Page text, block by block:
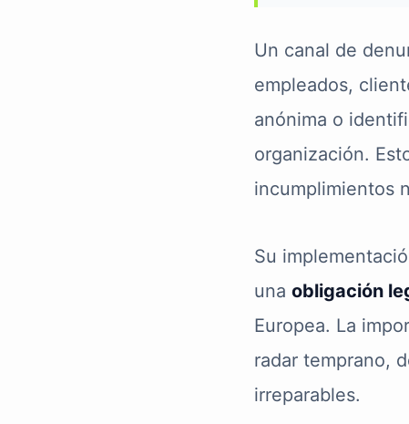
Un canal de
empleados,
anónima o
organización.
incumplimientos
Su
una obligación
Europea. La
radar temprano,
irreparables.